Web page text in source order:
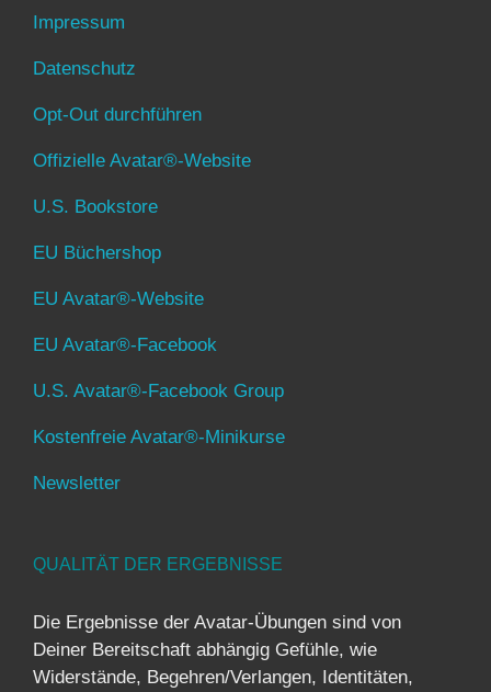
Impressum
Datenschutz
Opt-Out durchführen
Offizielle Avatar®-Website
U.S. Bookstore
EU Büchershop
EU Avatar®-Website
EU Avatar®-Facebook
U.S. Avatar®-Facebook Group
Kostenfreie Avatar®-Minikurse
Newsletter
QUALITÄT DER ERGEBNISSE
Die Ergebnisse der Avatar-Übungen sind von
Deiner Bereitschaft abhängig Gefühle, wie
Widerstände, Begehren/Verlangen, Identitäten,